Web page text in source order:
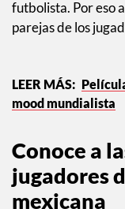
futbolista. Por eso
parejas de los
mood mundialista
Conoce a
jugadores
mexicana